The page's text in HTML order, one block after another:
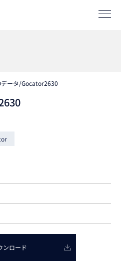
EN
データ/Gocator2630
ンロード